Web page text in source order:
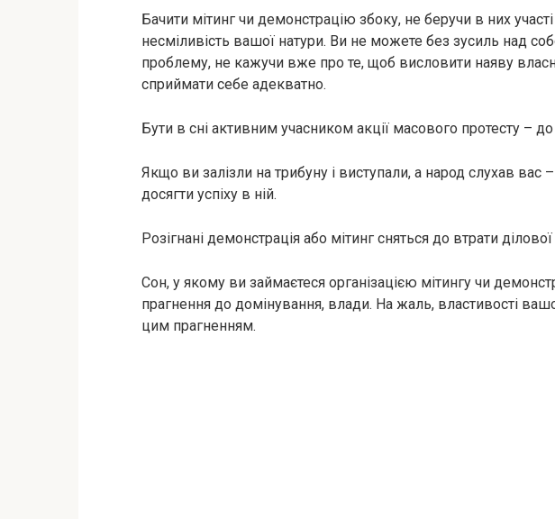
Бачити мітинг чи демонстрацію збоку, не беручи в них
несміливість вашої натури. Ви не можете без зусиль над
проблему, не кажучи вже про те, щоб висловити наяву
сприймати себе адекватно.
Бути в сні активним учасником акції масового протесту –
Якщо ви залізли на трибуну і виступали, а народ слухав вас
досягти успіху в ній.
Розігнані демонстрація або мітинг сняться до втрати ділової
Сон, у якому ви займаєтеся організацією мітингу чи
прагнення до домінування, влади. На жаль, властивості
цим прагненням.